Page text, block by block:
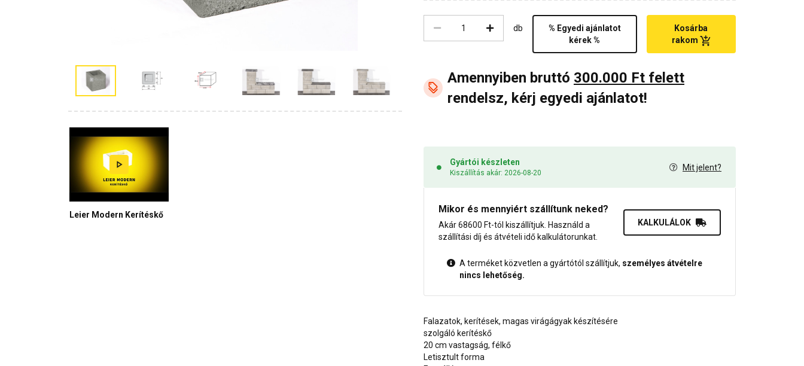
Leier Modern Kerítéskő
db
% Egyedi ajánlatot
kérek %
Kosárba
rakom
Amennyiben bruttó 300.000 Ft felett
rendelsz, kérj egyedi ajánlatot!
Gyártói készleten
Kiszállítás akár: 2026-08-20
Mit jelent?
Mikor és mennyiért szállítunk neked?
Akár 68600 Ft-tól kiszállítjuk. Használd a
szállítási díj és átvételi idő kalkulátorunkat.
KALKULÁLOK
A terméket közvetlen a gyártótól szállítjuk, személyes átvételre
nincs lehetőség.
Falazatok, kerítések, magas virágágyak készítésére
szolgáló kerítéskő
20 cm vastagság, félkő
Letisztult forma